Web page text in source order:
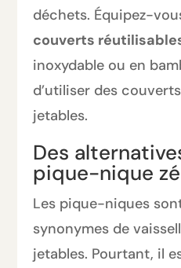
déchets. Équipez-
couverts
inoxydable ou en
d’utiliser des
jetables.
Des
pique-nique
Les pique-niques
synonymes de
jetables. Pourtant, il